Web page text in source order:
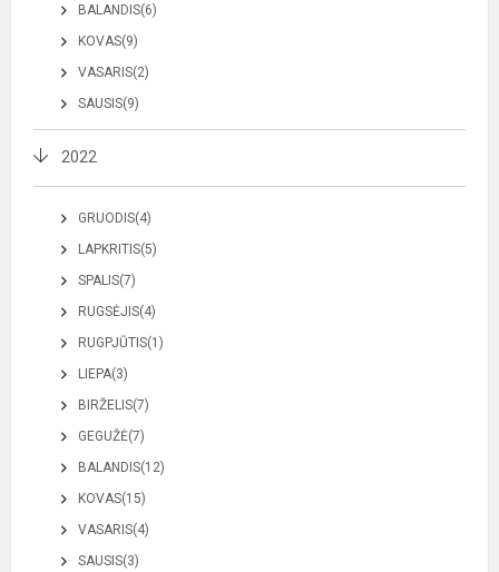
BALANDIS(6)
KOVAS(9)
VASARIS(2)
SAUSIS(9)
2022
GRUODIS(4)
LAPKRITIS(5)
SPALIS(7)
RUGSĖJIS(4)
RUGPJŪTIS(1)
LIEPA(3)
BIRŽELIS(7)
GEGUŽĖ(7)
BALANDIS(12)
KOVAS(15)
VASARIS(4)
SAUSIS(3)